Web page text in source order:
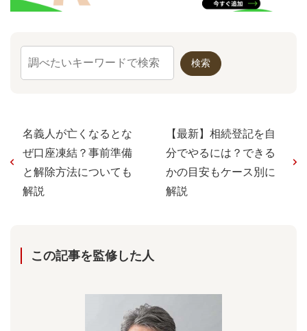
名義人が亡くなるとな
ぜ口座凍結？事前準備
と解除方法についても
解説
【最新】相続登記を自
分でやるには？できる
かの目安もケース別に
解説
この記事を監修した⼈